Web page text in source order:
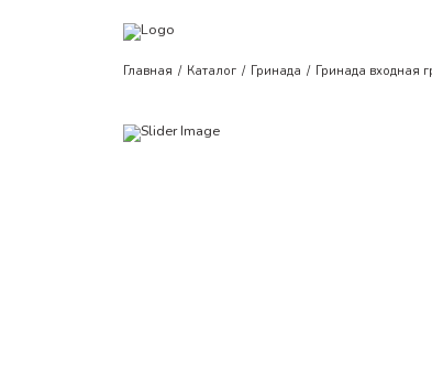
Главная Каталог Гринада Гринада входная